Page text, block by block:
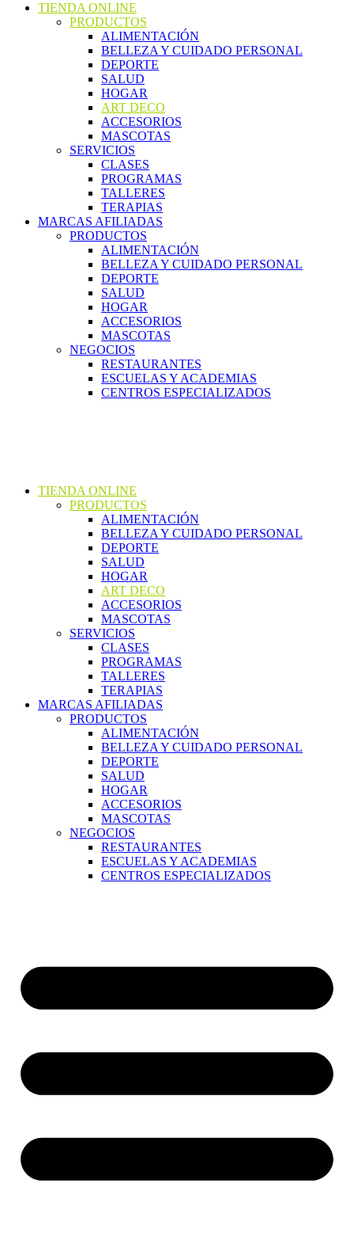
TIENDA ONLINE
PRODUCTOS
ALIMENTACIÓN
BELLEZA Y CUIDADO PERSONAL
DEPORTE
SALUD
HOGAR
ART DECO
ACCESORIOS
MASCOTAS
SERVICIOS
CLASES
PROGRAMAS
TALLERES
TERAPIAS
MARCAS AFILIADAS
PRODUCTOS
ALIMENTACIÓN
BELLEZA Y CUIDADO PERSONAL
DEPORTE
SALUD
HOGAR
ACCESORIOS
MASCOTAS
NEGOCIOS
RESTAURANTES
ESCUELAS Y ACADEMIAS
CENTROS ESPECIALIZADOS
TIENDA ONLINE
PRODUCTOS
ALIMENTACIÓN
BELLEZA Y CUIDADO PERSONAL
DEPORTE
SALUD
HOGAR
ART DECO
ACCESORIOS
MASCOTAS
SERVICIOS
CLASES
PROGRAMAS
TALLERES
TERAPIAS
MARCAS AFILIADAS
PRODUCTOS
ALIMENTACIÓN
BELLEZA Y CUIDADO PERSONAL
DEPORTE
SALUD
HOGAR
ACCESORIOS
MASCOTAS
NEGOCIOS
RESTAURANTES
ESCUELAS Y ACADEMIAS
CENTROS ESPECIALIZADOS